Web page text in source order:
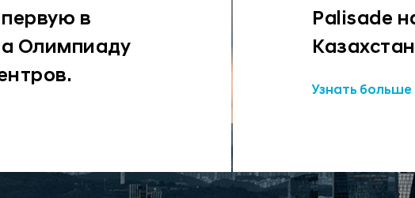
в
Олимпиаду
Palisade
Узнать больше